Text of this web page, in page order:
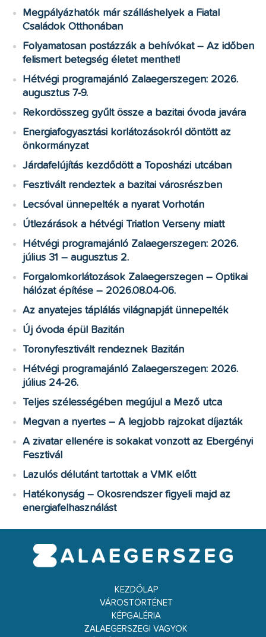
Megpályázhatók már szálláshelyek a Fiatal
Családok Otthonában
Folyamatosan postázzák a behívókat – Az időben
felismert betegség életet menthet!
Hétvégi programajánló Zalaegerszegen: 2026.
augusztus 7-9.
Rekordösszeg gyűlt össze a bazitai óvoda javára
Energiafogyasztási korlátozásokról döntött az
önkormányzat
Járdafelújítás kezdődött a Toposházi utcában
Fesztivált rendeztek a bazitai városrészben
Lecsóval ünnepelték a nyarat Vorhotán
Útlezárások a hétvégi Triatlon Verseny miatt
Hétvégi programajánló Zalaegerszegen: 2026.
július 31 – augusztus 2.
Forgalomkorlátozások Zalaegerszegen – Optikai
hálózat építése – 2026.08.04-06.
Az anyatejes táplálás világnapját ünnepelték
Új óvoda épül Bazitán
Toronyfesztivált rendeznek Bazitán
Hétvégi programajánló Zalaegerszegen: 2026.
július 24-26.
Teljes szélességében megújul a Mező utca
Megvan a nyertes – A legjobb rajzokat díjazták
A zivatar ellenére is sokakat vonzott az Ebergényi
Fesztivál
Lazulós délutánt tartottak a VMK előtt
Hatékonyság – Okosrendszer figyeli majd az
energiafelhasználást
KEZDŐLAP
VÁROSTÖRTÉNET
KÉPGALÉRIA
ZALAEGERSZEGI VAGYOK